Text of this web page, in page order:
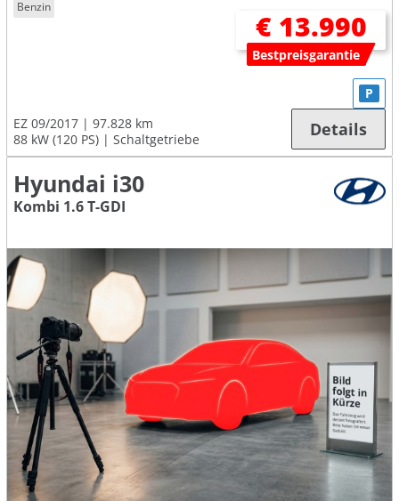
Benzin
€ 13.990
Bestpreisgarantie
EZ 09/2017
97.828 km
88 kW (120 PS)
Schaltgetriebe
P
Details
Hyundai i30
Kombi 1.6 T-GDI